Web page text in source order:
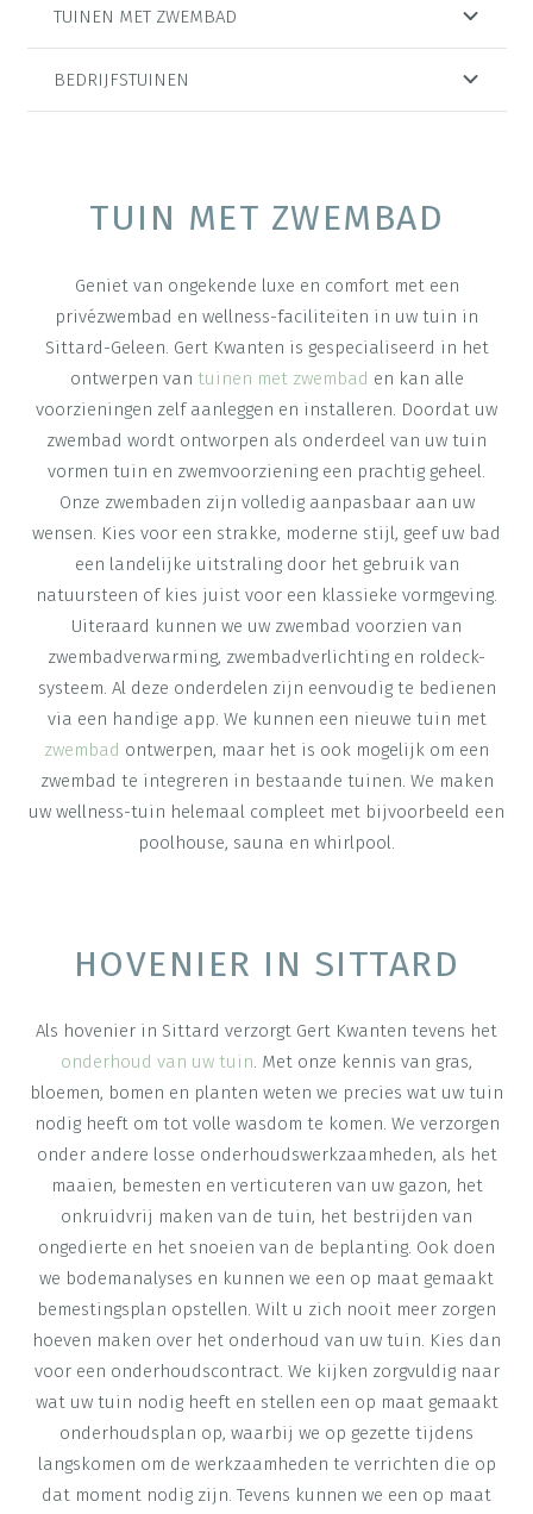
TUINEN MET ZWEMBAD
BEDRIJFSTUINEN
TUIN MET ZWEMBAD
Geniet van ongekende luxe en comfort met een
privézwembad en wellness-faciliteiten in uw tuin in
Sittard-Geleen. Gert Kwanten is gespecialiseerd in het
ontwerpen van tuinen met zwembad en kan alle
voorzieningen zelf aanleggen en installeren. Doordat uw
zwembad wordt ontworpen als onderdeel van uw tuin
vormen tuin en zwemvoorziening een prachtig geheel.
Onze zwembaden zijn volledig aanpasbaar aan uw
wensen. Kies voor een strakke, moderne stijl, geef uw bad
een landelijke uitstraling door het gebruik van
natuursteen of kies juist voor een klassieke vormgeving.
Uiteraard kunnen we uw zwembad voorzien van
zwembadverwarming, zwembadverlichting en roldeck-
systeem. Al deze onderdelen zijn eenvoudig te bedienen
via een handige app. We kunnen een nieuwe tuin met
zwembad ontwerpen, maar het is ook mogelijk om een
zwembad te integreren in bestaande tuinen. We maken
uw wellness-tuin helemaal compleet met bijvoorbeeld een
poolhouse, sauna en whirlpool.
HOVENIER IN SITTARD
Als hovenier in Sittard verzorgt Gert Kwanten tevens het
onderhoud van uw tuin. Met onze kennis van gras,
bloemen, bomen en planten weten we precies wat uw tuin
nodig heeft om tot volle wasdom te komen. We verzorgen
onder andere losse onderhoudswerkzaamheden, als het
maaien, bemesten en verticuteren van uw gazon, het
onkruidvrij maken van de tuin, het bestrijden van
ongedierte en het snoeien van de beplanting. Ook doen
we bodemanalyses en kunnen we een op maat gemaakt
bemestingsplan opstellen. Wilt u zich nooit meer zorgen
hoeven maken over het onderhoud van uw tuin. Kies dan
voor een onderhoudscontract. We kijken zorgvuldig naar
wat uw tuin nodig heeft en stellen een op maat gemaakt
onderhoudsplan op, waarbij we op gezette tijdens
langskomen om de werkzaamheden te verrichten die op
dat moment nodig zijn. Tevens kunnen we een op maat